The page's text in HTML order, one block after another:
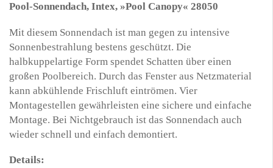
Pool-Sonnendach, Intex, »Pool Canopy« 28050
Mit diesem Sonnendach ist man gegen zu intensive
Sonnenbestrahlung bestens geschützt. Die
halbkuppelartige Form spendet Schatten über einen
großen Poolbereich. Durch das Fenster aus Netzmaterial
kann abkühlende Frischluft eintrömen. Vier
Montagestellen gewährleisten eine sichere und einfache
Montage. Bei Nichtgebrauch ist das Sonnendach auch
wieder schnell und einfach demontiert.
Details: